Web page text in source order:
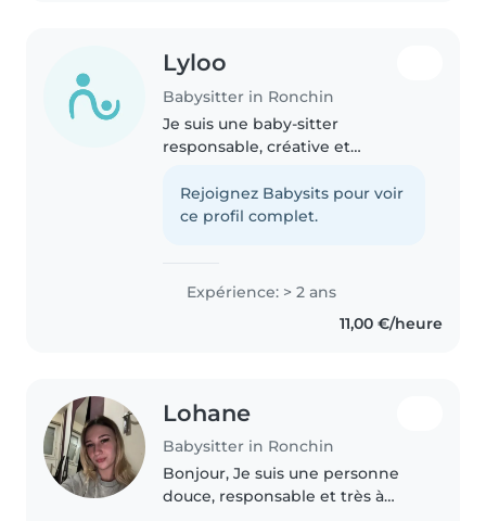
Lyloo
Babysitter in Ronchin
Je suis une baby-sitter
responsable, créative et
vos enfants avec soin. Étant au
collège, je n'ai pas encore
Rejoignez Babysits pour voir
ce profil complet.
Expérience: > 2 ans
11,00 €/heure
Lohane
Babysitter in Ronchin
Bonjour, Je suis une personne
douce, responsable et très à